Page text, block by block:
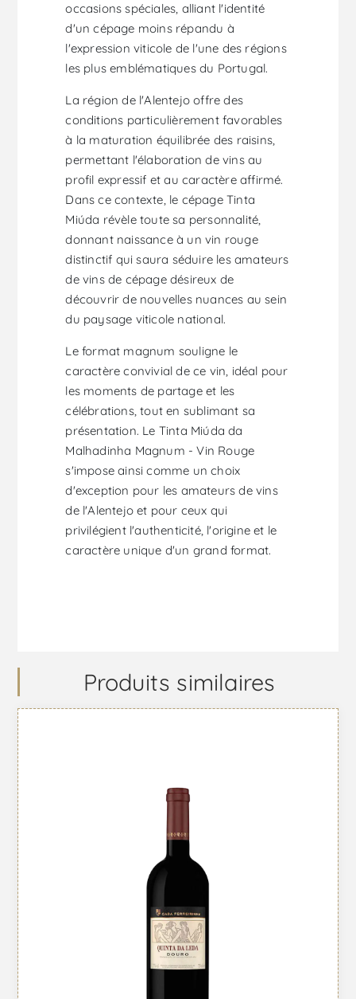
occasions spéciales, alliant l'identité
d'un cépage moins répandu à
l'expression viticole de l'une des régions
les plus emblématiques du Portugal.
La région de l'Alentejo offre des
conditions particulièrement favorables
à la maturation équilibrée des raisins,
permettant l'élaboration de vins au
profil expressif et au caractère affirmé.
Dans ce contexte, le cépage Tinta
Miúda révèle toute sa personnalité,
donnant naissance à un vin rouge
distinctif qui saura séduire les amateurs
de vins de cépage désireux de
découvrir de nouvelles nuances au sein
du paysage viticole national.
Le format magnum souligne le
caractère convivial de ce vin, idéal pour
les moments de partage et les
célébrations, tout en sublimant sa
présentation. Le Tinta Miúda da
Malhadinha Magnum - Vin Rouge
s'impose ainsi comme un choix
d'exception pour les amateurs de vins
de l'Alentejo et pour ceux qui
privilégient l'authenticité, l'origine et le
caractère unique d'un grand format.
Produits similaires